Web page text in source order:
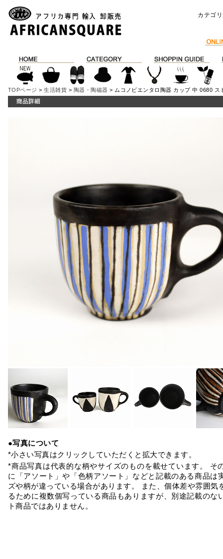
カテゴ
TOPページ >生活雑貨 > 陶器・陶磁器 > ムコノビエンタロ陶器 カップ 中 0680 ス
●写真について
*小さい写真はクリックしていただくと拡大できます。
*商品写真は代表的な柄やサイズのものを載せています。 そ
に「アソート」や「色柄アソート」などと記載のある商品は
ズや柄が違っている場合があります。 また、個体差や雰囲気
るために複数個写っている商品もありますが、別途記載のな
ト商品ではありません。